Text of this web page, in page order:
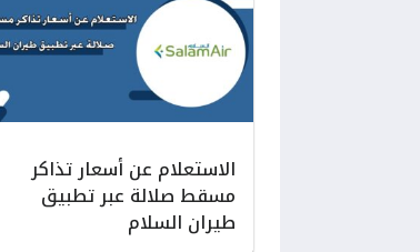
الاستعلام عن أسعار تذاكر
مسقط صلالة عبر تطبيق
طيران السلام